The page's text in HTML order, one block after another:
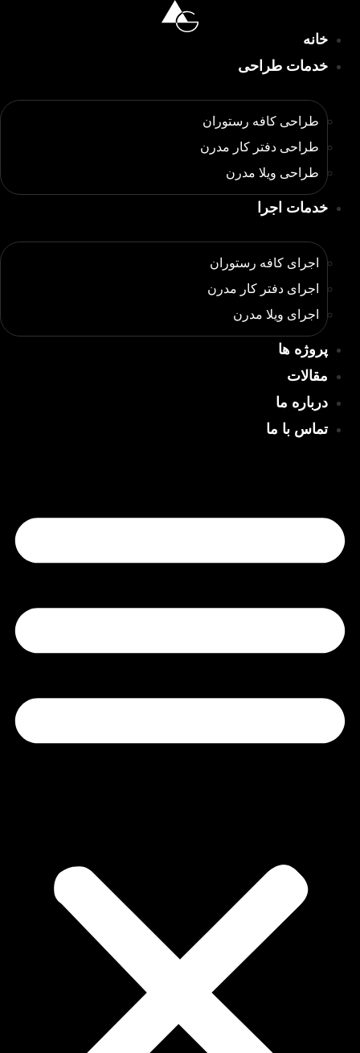
محتوا
خانه
خدمات طراحی
طراحی کافه رستوران
طراحی دفتر کار مدرن
طراحی ویلا مدرن
خدمات اجرا
اجرای کافه رستوران
اجرای دفتر کار مدرن
اجرای ویلا مدرن
پروژه ها
مقالات
درباره ما
تماس با ما